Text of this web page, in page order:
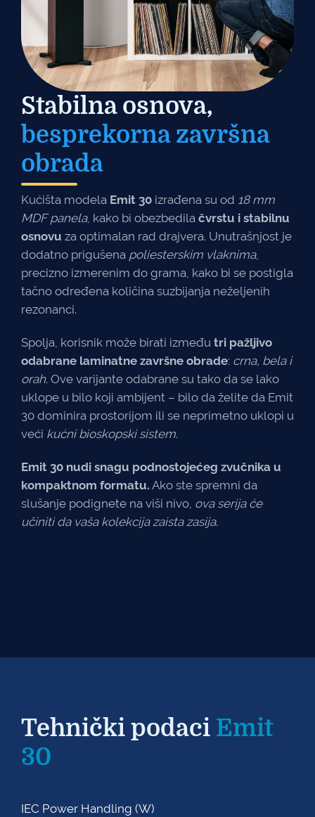
Stabilna osnova,
besprekorna završna
obrada
Kućišta modela Emit 30 izrađena su od 18 mm
MDF panela, kako bi obezbedila čvrstu i stabilnu
osnovu za optimalan rad drajvera. Unutrašnjost je
dodatno prigušena poliesterskim vlaknima,
precizno izmerenim do grama, kako bi se postigla
tačno određena količina suzbijanja neželjenih
rezonanci.
Spolja, korisnik može birati između tri pažljivo
odabrane laminatne završne obrade: crna, bela i
orah. Ove varijante odabrane su tako da se lako
uklope u bilo koji ambijent – bilo da želite da Emit
30 dominira prostorijom ili se neprimetno uklopi u
veći kućni bioskopski sistem.
Emit 30 nudi snagu podnostojećeg zvučnika u
kompaktnom formatu. Ako ste spremni da
slušanje podignete na viši nivo, ova serija će
učiniti da vaša kolekcija zaista zasija.
Tehnički podaci Emit
30
IEC Power Handling (W)